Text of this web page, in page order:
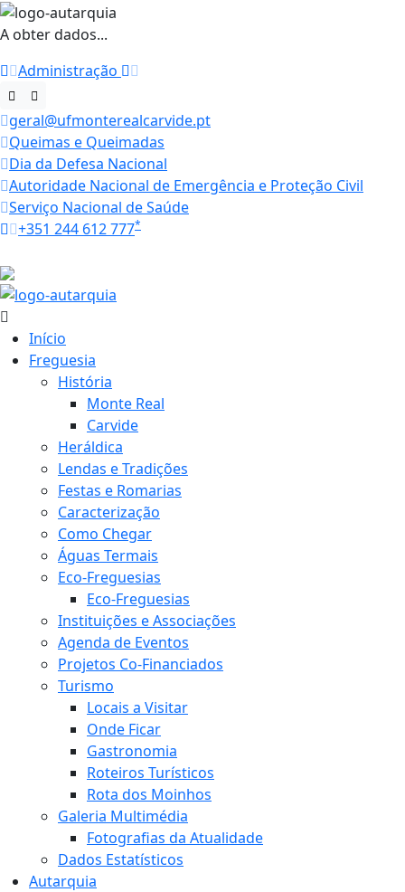
A obter dados...
Administração
geral@ufmonterealcarvide.pt
Queimas e Queimadas
Dia da Defesa Nacional
Autoridade Nacional de Emergência e Proteção Civil
Serviço Nacional de Saúde
+351 244 612 777*
Início
Freguesia
História
Monte Real
Carvide
Heráldica
Lendas e Tradições
Festas e Romarias
Caracterização
Como Chegar
Águas Termais
Eco-Freguesias
Eco-Freguesias
Instituições e Associações
Agenda de Eventos
Projetos Co-Financiados
Turismo
Locais a Visitar
Onde Ficar
Gastronomia
Roteiros Turísticos
Rota dos Moinhos
Galeria Multimédia
Fotografias da Atualidade
Dados Estatísticos
Autarquia